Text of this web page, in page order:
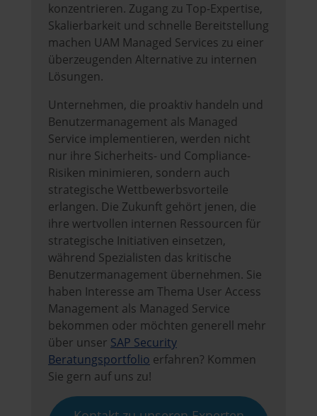
konzentrieren. Zugang zu Top-Expertise,
Skalierbarkeit und schnelle Bereitstellung
machen UAM Managed Services zu einer
überzeugenden Alternative zu internen
Lösungen.
Unternehmen, die proaktiv handeln und
Benutzermanagement als Managed
Service implementieren, werden nicht
nur ihre Sicherheits- und Compliance-
Risiken minimieren, sondern auch
strategische Wettbewerbsvorteile
erlangen. Die Zukunft gehört jenen, die
ihre wertvollen internen Ressourcen für
strategische Initiativen einsetzen,
während Spezialisten das kritische
Benutzermanagement übernehmen. Sie
haben Interesse am Thema User Access
Management als Managed Service
bekommen oder möchten generell mehr
über unser SAP Security
Beratungsportfolio erfahren? Kommen
Sie gern auf uns zu!